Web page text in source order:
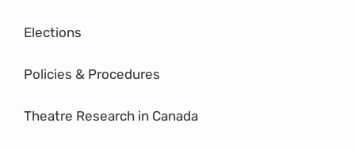
Elections
Policies & Procedures
Theatre Research in Canada